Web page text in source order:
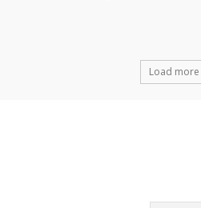
Load more